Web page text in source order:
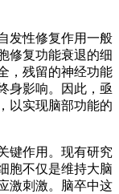
发性修复作用一般
修复功能衰退的细
，残留的神经功能
身影响。因此，亟
以实现脑部功能的
键作用。现有研究
胞不仅是维持大脑
激刺激。脑卒中这